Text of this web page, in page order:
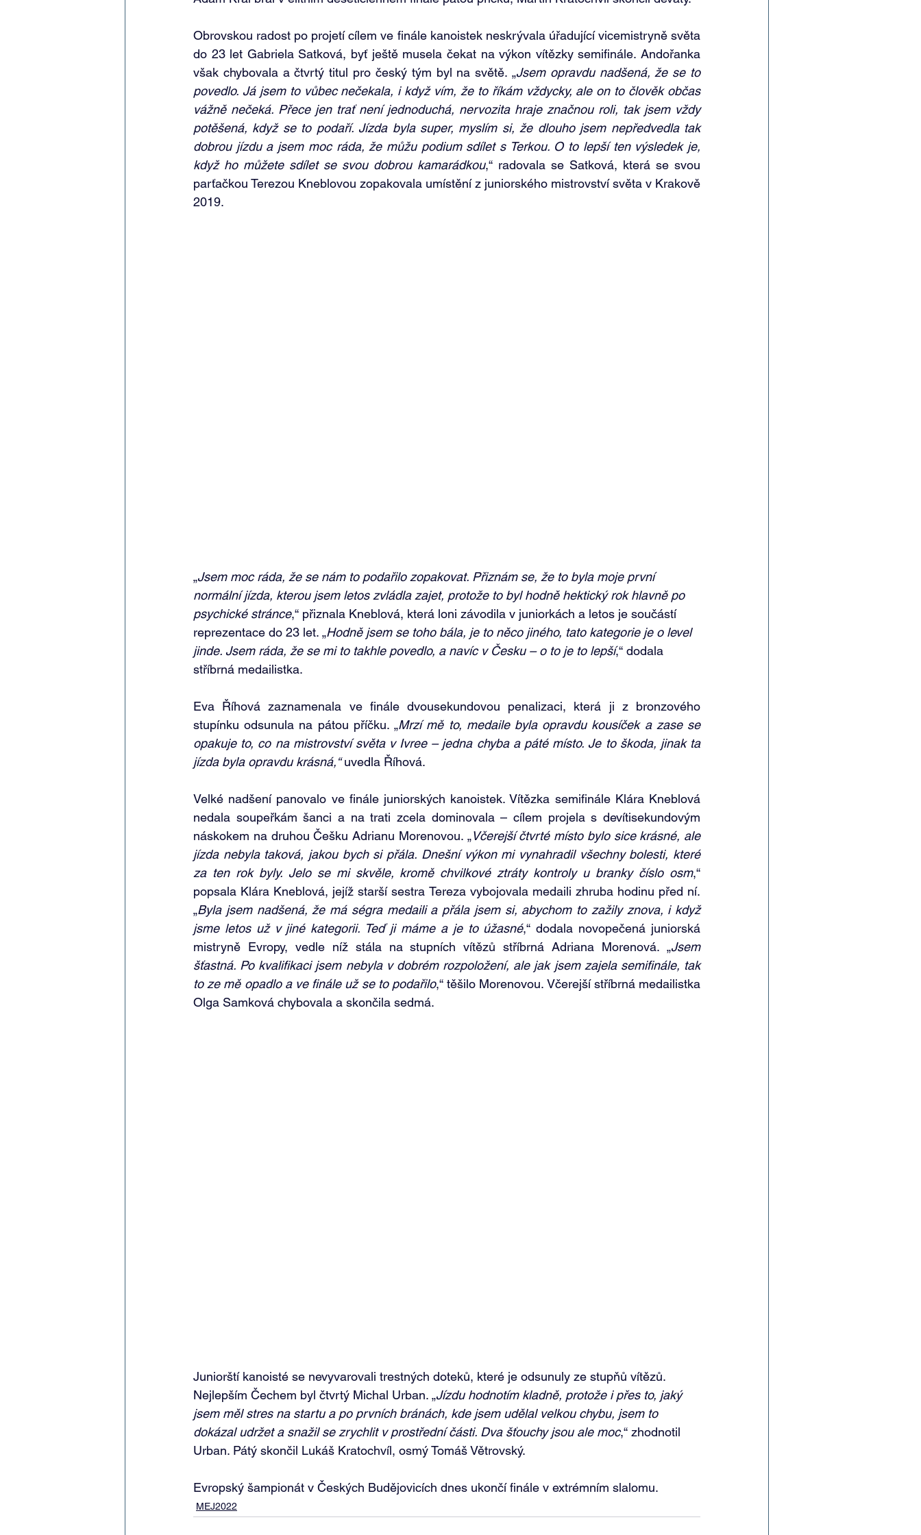
Obrovskou radost po projetí cílem ve finále kanoistek neskrývala úřadující vicemistryně světa
do 23 let Gabriela Satková, byť ještě musela čekat na výkon vítězky semifinále. Andořanka
však chybovala a čtvrtý titul pro český tým byl na světě. „Jsem opravdu nadšená, že se to
povedlo. Já jsem to vůbec nečekala, i když vím, že to říkám vždycky, ale on to člověk občas
vážně nečeká. Přece jen trať není jednoduchá, nervozita hraje značnou roli, tak jsem vždy
potěšená, když se to podaří. Jízda byla super, myslím si, že dlouho jsem nepředvedla tak
dobrou jízdu a jsem moc ráda, že můžu podium sdílet s Terkou. O to lepší ten výsledek je,
když ho můžete sdílet se svou dobrou kamarádkou,“ radovala se Satková, která se svou
parťačkou Terezou Kneblovou zopakovala umístění z juniorského mistrovství světa v Krakově
2019.
„Jsem moc ráda, že se nám to podařilo zopakovat. Přiznám se, že to byla moje první
normální jízda, kterou jsem letos zvládla zajet, protože to byl hodně hektický rok hlavně po
psychické stránce,“ přiznala Kneblová, která loni závodila v juniorkách a letos je součástí
reprezentace do 23 let. „Hodně jsem se toho bála, je to něco jiného, tato kategorie je o level
jinde. Jsem ráda, že se mi to takhle povedlo, a navíc v Česku – o to je to lepší,“ dodala
stříbrná medailistka.
Eva Říhová zaznamenala ve finále dvousekundovou penalizaci, která ji z bronzového
stupínku odsunula na pátou příčku. „Mrzí mě to, medaile byla opravdu kousíček a zase se
opakuje to, co na mistrovství světa v Ivree – jedna chyba a páté místo. Je to škoda, jinak ta
jízda byla opravdu krásná,“ uvedla Říhová.
Velké nadšení panovalo ve finále juniorských kanoistek. Vítězka semifinále Klára Kneblová
nedala soupeřkám šanci a na trati zcela dominovala – cílem projela s devítisekundovým
náskokem na druhou Češku Adrianu Morenovou. „Včerejší čtvrté místo bylo sice krásné, ale
jízda nebyla taková, jakou bych si přála. Dnešní výkon mi vynahradil všechny bolesti, které
za ten rok byly. Jelo se mi skvěle, kromě chvilkové ztráty kontroly u branky číslo osm,“
popsala Klára Kneblová, jejíž starší sestra Tereza vybojovala medaili zhruba hodinu před ní.
„Byla jsem nadšená, že má ségra medaili a přála jsem si, abychom to zažily znova, i když
jsme letos už v jiné kategorii. Teď ji máme a je to úžasné,“ dodala novopečená juniorská
mistryně Evropy, vedle níž stála na stupních vítězů stříbrná Adriana Morenová. „Jsem
šťastná. Po kvalifikaci jsem nebyla v dobrém rozpoložení, ale jak jsem zajela semifinále, tak
to ze mě opadlo a ve finále už se to podařilo,“ těšilo Morenovou. Včerejší stříbrná medailistka
Olga Samková chybovala a skončila sedmá.
Juniorští kanoisté se nevyvarovali trestných doteků, které je odsunuly ze stupňů vítězů.
Nejlepším Čechem byl čtvrtý Michal Urban. „Jízdu hodnotím kladně, protože i přes to, jaký
jsem měl stres na startu a po prvních bránách, kde jsem udělal velkou chybu, jsem to
dokázal udržet a snažil se zrychlit v prostřední části. Dva šťouchy jsou ale moc,“ zhodnotil
Urban. Pátý skončil Lukáš Kratochvíl, osmý Tomáš Větrovský.
Evropský šampionát v Českých Budějovicích dnes ukončí finále v extrémním slalomu.
MEJ2022